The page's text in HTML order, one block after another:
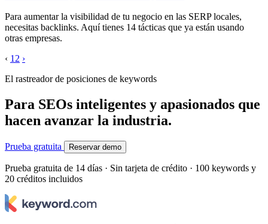
Para aumentar la visibilidad de tu negocio en las SERP locales,
necesitas backlinks. Aquí tienes 14 tácticas que ya están usando
otras empresas.
‹ 1 2 ›
El rastreador de posiciones de keywords
Para SEOs inteligentes y apasionados que
hacen avanzar la industria.
Prueba gratuita Reservar demo
Prueba gratuita de 14 días · Sin tarjeta de crédito · 100 keywords y
20 créditos incluidos